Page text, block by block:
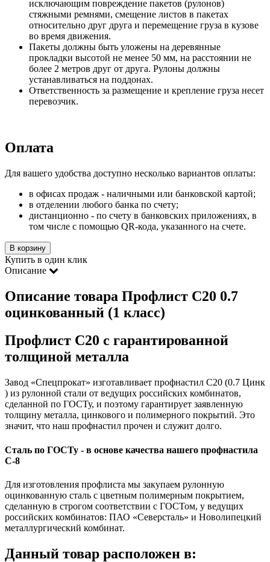
исключающим повреждение пакетов (рулонов)
стяжными ремнями, смещение листов в пакетах
относительно друг друга и перемещение груза в кузове
во время движения.
Пакеты должны быть уложены на деревянные
прокладки высотой не менее 50 мм, на расстоянии не
более 2 метров друг от друга. Рулоны должны
устанавливаться на поддонах.
Ответственность за размещение и крепление груза несет
перевозчик.
Оплата
Для вашего удобства доступно несколько вариантов оплаты:
в офисах продаж - наличными или банковской картой;
в отделении любого банка по счету;
дистанционно - по счету в банковских приложениях, в
том числе с помощью QR-кода, указанного на счете.
В корзину
Купить в один клик
Описание
Описание товара Профлист С20 0.7
оцинкованный (1 класс)
Профлист С20 с гарантированной
толщиной металла
Завод «Спецпрокат» изготавливает профнастил С20 (0.7 Цинк
) из рулонной стали от ведущих российских комбинатов,
сделанной по ГОСТу, и поэтому гарантирует заявленную
толщину металла, цинкового и полимерного покрытий. Это
значит, что наш профнастил прочен и служит долго.
Сталь по ГОСТу - в основе качества нашего профнастила
C-8
Для изготовления профлиста мы закупаем рулонную
оцинкованную сталь с цветным полимерным покрытием,
сделанную в строгом соответствии с ГОСТом, у ведущих
российских комбинатов: ПАО «Северсталь» и Новолипецкий
металлургический комбинат.
Данный товар расположен в: